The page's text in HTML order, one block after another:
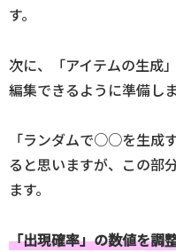
す。
次に、「アイテムの生成
編集できるように準備し
「ランダムで○○を生成
ると思いますが、この部
ます。
「出現確率」の数値を調